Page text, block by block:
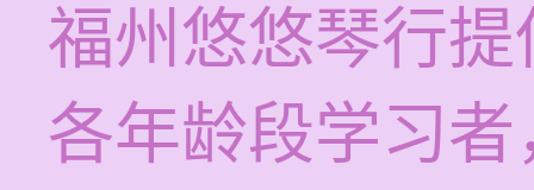
福州悠悠琴行
各年龄段学习